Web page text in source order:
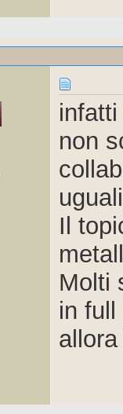
non
Il
Molti
in full